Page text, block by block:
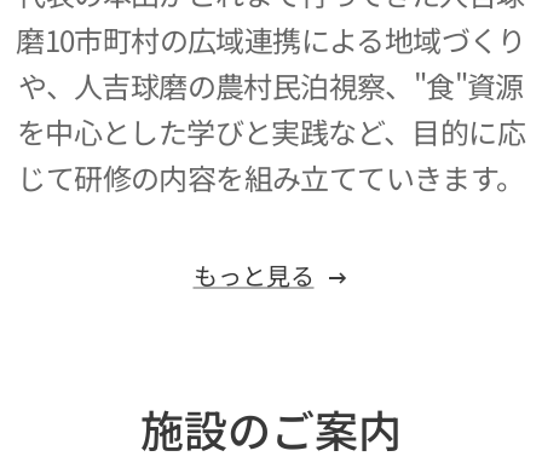
磨10市町村の広域連携による地域づくり
や、人吉球磨の農村民泊視察、"食"資源
を中心とした学びと実践など、目的に応
じて研修の内容を組み立てていきます。
もっと見る
施設のご案内